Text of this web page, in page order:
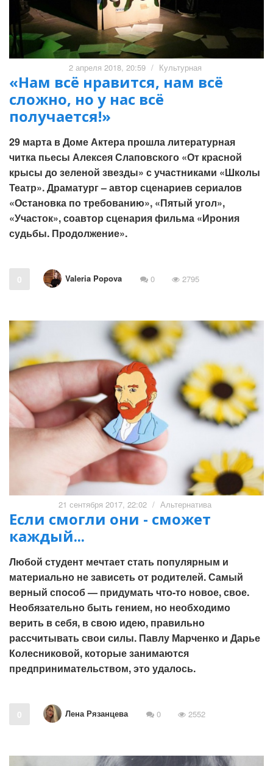
2 апреля 2018, 20:59 / Культурная
«Нам всё нравится, нам всё
сложно, но у нас всё
получается!»
29 марта в Доме Актера прошла литературная
читка пьесы Алексея Слаповского «От красной
крысы до зеленой звезды» с участниками «Школы
Театр». Драматург – автор сценариев сериалов
«Остановка по требованию», «Пятый угол»,
«Участок», соавтор сценария фильма «Ирония
судьбы. Продолжение».
0 Valeria Popova 0 2795
21 сентября 2017, 22:02 / Альтернатива
Если смогли они - сможет
каждый...
Любой студент мечтает стать популярным и
материально не зависеть от родителей. Самый
верный способ — придумать что-то новое, свое.
Необязательно быть гением, но необходимо
верить в себя, в свою идею, правильно
рассчитывать свои силы. Павлу Марченко и Дарье
Колесниковой, которые занимаются
предпринимательством, это удалось.
0 Лена Рязанцева 0 2552